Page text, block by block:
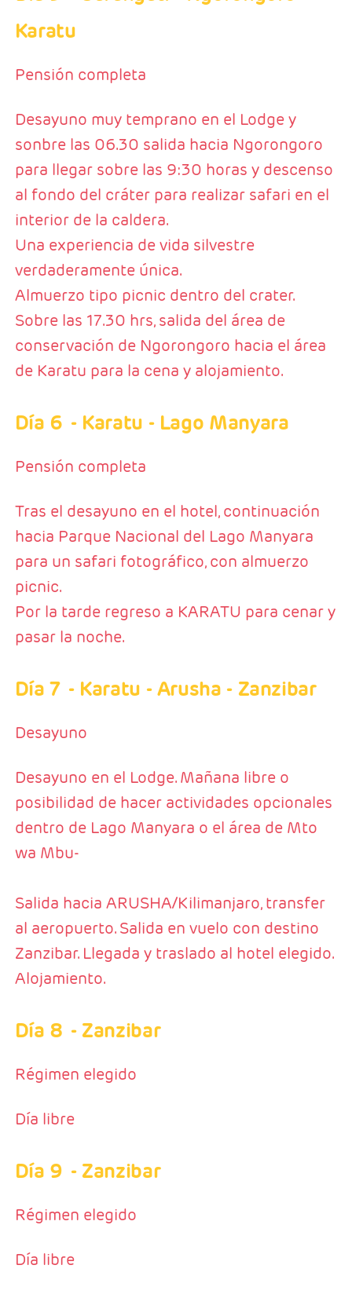
Karatu
Pensión completa
Desayuno muy temprano en el Lodge y
sonbre las 06.30 salida hacia Ngorongoro
para llegar sobre las 9:30 horas y descenso
al fondo del cráter para realizar safari en el
interior de la caldera.
Una experiencia de vida silvestre
verdaderamente única.
Almuerzo tipo picnic dentro del crater.
Sobre las 17.30 hrs, salida del área de
conservación de Ngorongoro hacia el área
de Karatu para la cena y alojamiento.
Día 6 - Karatu - Lago Manyara
Pensión completa
Tras el desayuno en el hotel, continuación
hacia Parque Nacional del Lago Manyara
para un safari fotográfico, con almuerzo
picnic.
Por la tarde regreso a KARATU para cenar y
pasar la noche.
Día 7 - Karatu - Arusha - Zanzibar
Desayuno
Desayuno en el Lodge. Mañana libre o
posibilidad de hacer actividades opcionales
dentro de Lago Manyara o el área de Mto
wa Mbu-
Salida hacia ARUSHA/Kilimanjaro, transfer
al aeropuerto. Salida en vuelo con destino
Zanzibar. Llegada y traslado al hotel elegido.
Alojamiento.
Día 8 - Zanzibar
Régimen elegido
Día libre
Día 9 - Zanzibar
Régimen elegido
Día libre